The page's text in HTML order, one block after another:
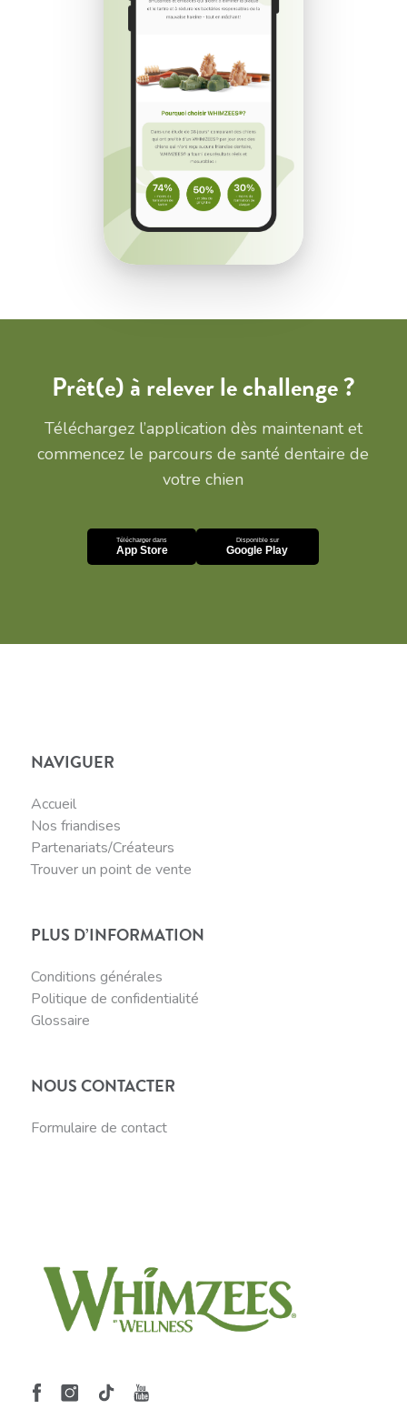
Prêt(e) à relever le challenge ?
Téléchargez l’application dès maintenant et
commencez le parcours de santé dentaire de
votre chien
Télécharger dans
App Store
Disponible sur
Google Play
NAVIGUER
Accueil
Nos friandises
Partenariats/Créateurs
Trouver un point de vente
PLUS D’INFORMATION
Conditions générales
Politique de confidentialité
Glossaire
NOUS CONTACTER
Formulaire de contact